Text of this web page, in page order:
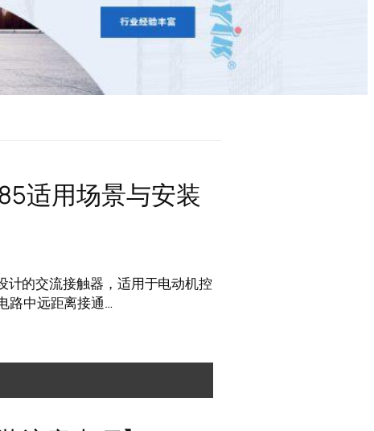
适用场景与安装
计的交流接触器，适用于电动机控
路中远距离接通…